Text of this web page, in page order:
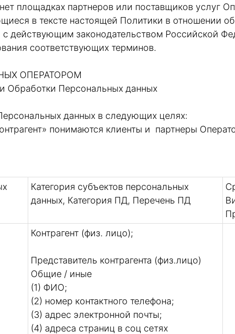
площадках партнеров или поставщиков услуг
в тексте настоящей Политики в отношении
с действующим законодательством Российской
соответствующих терминов.
ОПЕРАТОРОМ
Обработки Персональных данных
данных в следующих целях:
понимаются клиенты и партнеры
Категория субъектов персональных
данных, Категория ПД, Перечень ПД
Контрагент (физ. лицо);
Представитель контрагента (физ.лицо)
Общие / иные
(1) ФИО;
(2) номер контактного телефона;
(3) адрес электронной почты;
(4) адреса страниц в соц сетях